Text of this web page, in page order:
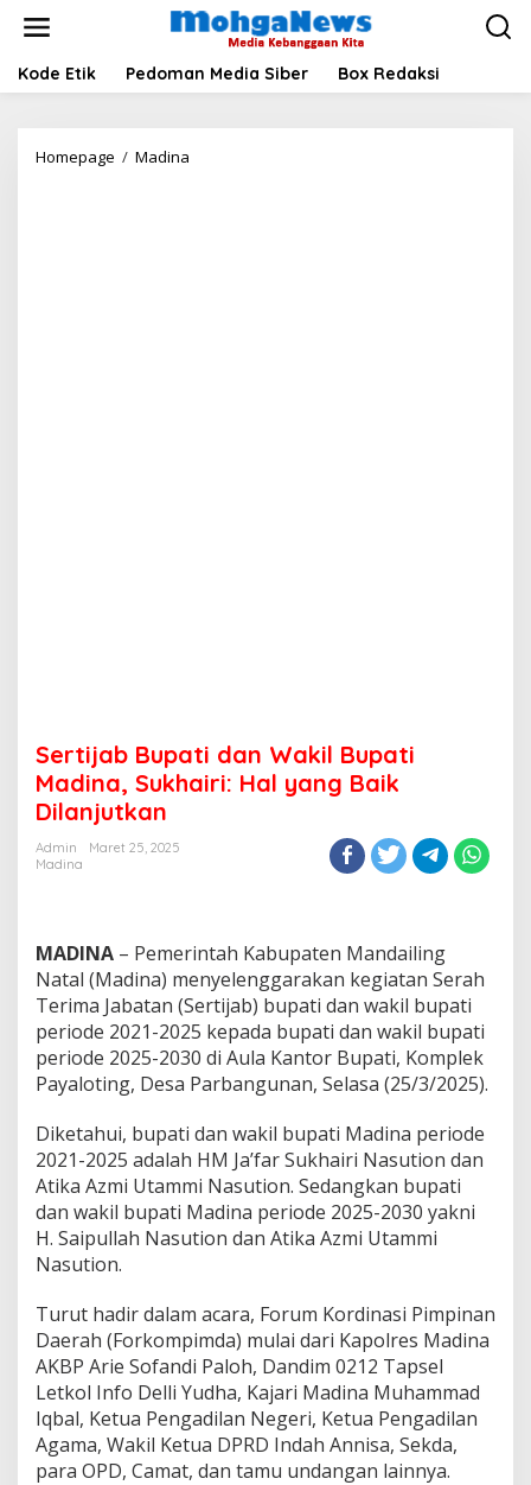
Kode Etik Pedoman Media Siber Box Redaksi
Homepage / Madina
Sertijab Bupati dan Wakil Bupati
Madina, Sukhairi: Hal yang Baik
Dilanjutkan
Admin
Maret 25, 2025
Madina
MADINA – Pemerintah Kabupaten Mandailing
Natal (Madina) menyelenggarakan kegiatan Serah
Terima Jabatan (Sertijab) bupati dan wakil bupati
periode 2021-2025 kepada bupati dan wakil bupati
periode 2025-2030 di Aula Kantor Bupati, Komplek
Payaloting, Desa Parbangunan, Selasa (25/3/2025).
Diketahui, bupati dan wakil bupati Madina periode
2021-2025 adalah HM Ja’far Sukhairi Nasution dan
Atika Azmi Utammi Nasution. Sedangkan bupati
dan wakil bupati Madina periode 2025-2030 yakni
H. Saipullah Nasution dan Atika Azmi Utammi
Nasution.
Turut hadir dalam acara, Forum Kordinasi Pimpinan
Daerah (Forkompimda) mulai dari Kapolres Madina
AKBP Arie Sofandi Paloh, Dandim 0212 Tapsel
Letkol Info Delli Yudha, Kajari Madina Muhammad
Iqbal, Ketua Pengadilan Negeri, Ketua Pengadilan
Agama, Wakil Ketua DPRD Indah Annisa, Sekda,
para OPD, Camat, dan tamu undangan lainnya.